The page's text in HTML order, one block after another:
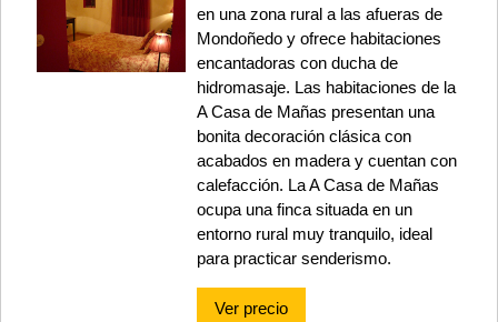
en una zona rural a las afueras de
Mondoñedo y ofrece habitaciones
encantadoras con ducha de
hidromasaje. Las habitaciones de la
A Casa de Mañas presentan una
bonita decoración clásica con
acabados en madera y cuentan con
calefacción. La A Casa de Mañas
ocupa una finca situada en un
entorno rural muy tranquilo, ideal
para practicar senderismo.
Ver precio